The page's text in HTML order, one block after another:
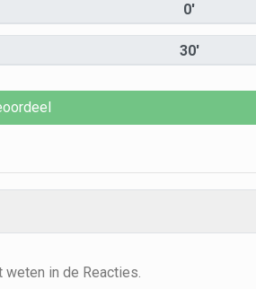
0'
30'
weten in de Reacties.